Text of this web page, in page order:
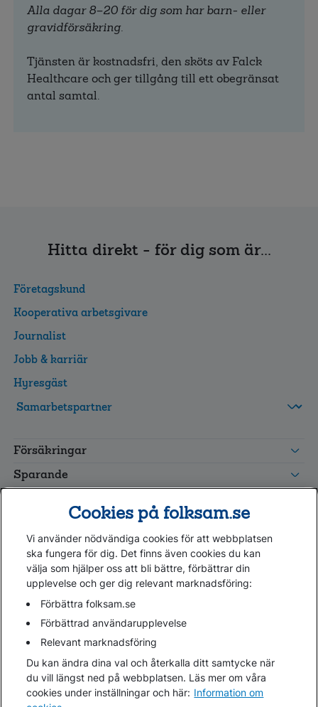
Alla dagar 8–20 för dig som har barn- eller
gravidförsäkring.
Tjänsten är kostnadsfri, den sköts av Falck
Healthcare och ger tillgång till ett obegränsat
antal samtal.
Hitta direkt - för dig som är...
Företagskund
Kooperativa arbetsgivare
Journalist
Jobb & karriär
Hyresgäst
grupp
Leverantörswebb
Försäkringar
Sparande
Kundservice
Hjälp
Webbkarta
Cookies
Hantera cookies
Personuppgifter GDPR
Tillgänglighetsredogörelse
Om penningtvättslagen
Cookies på folksam.se
Vi använder nödvändiga cookies för att webbplatsen
ska fungera för dig. Det finns även cookies du kan
välja som hjälper oss att bli bättre, förbättrar din
upplevelse och ger dig relevant marknadsföring:
Förbättra folksam.se
Förbättrad användarupplevelse
Relevant marknadsföring
Du kan ändra dina val och återkalla ditt samtycke när
du vill längst ned på webbplatsen. Läs mer om våra
cookies under inställningar och här: Information om